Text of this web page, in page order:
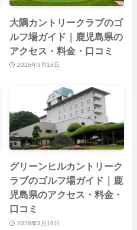
大隅カントリークラブのゴ
ルフ場ガイド｜鹿児島県の
アクセス・料金・口コミ
2026年3月16日
グリーンヒルカントリーク
ラブのゴルフ場ガイド｜鹿
児島県のアクセス・料金・
口コミ
2026年3月16日